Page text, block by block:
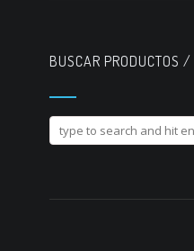
BUSCAR PRODUCTOS /